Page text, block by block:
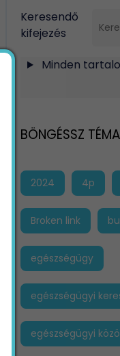
Keresendő
kifejezés
Minden
BÖNGÉSSZ
2024 4p
Broken link
egészségügy
egészségügyi
egészségügyi